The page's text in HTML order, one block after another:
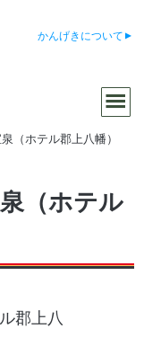
かんげきについて
（ホテル郡上八幡）
（ホテル
郡上八